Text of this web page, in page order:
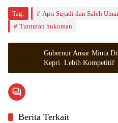
Tag: Apri Sujadi dan Saleh Umar
Tuntutan hukuman
Gubernur Ansar Minta
Kepri Lebih Kompetitif
Berita Terkait
Hukrim